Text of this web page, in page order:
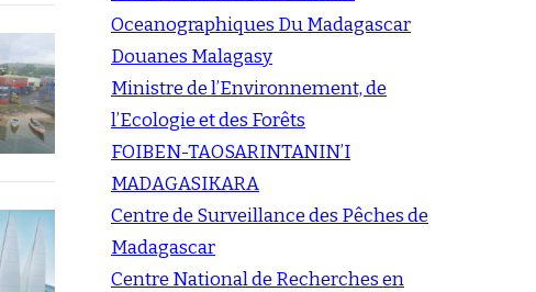
Oceanographiques Du Madagascar
Douanes Malagasy
Ministre de l’Environnement, de
l’Ecologie et des Forêts
FOIBEN-TAOSARINTANIN’I
MADAGASIKARA
Centre de Surveillance des Pêches de
Madagascar
Centre National de Recherches en